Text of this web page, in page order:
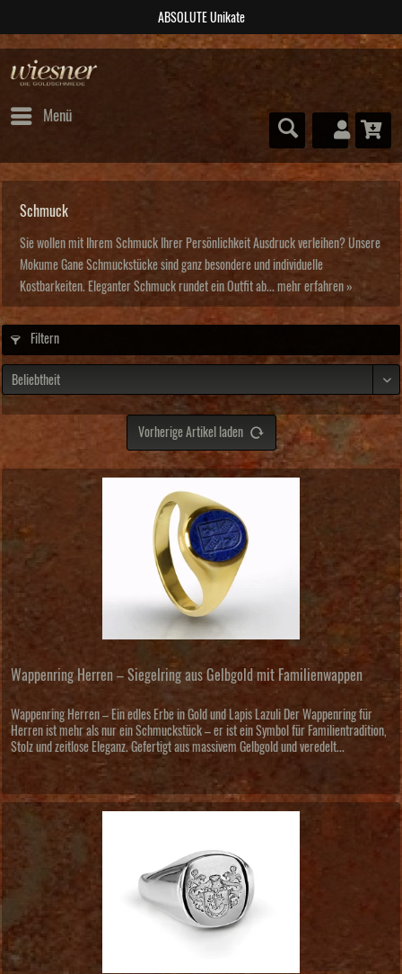
ABSOLUTE Unikate
Menü
Schmuck
Sie wollen mit Ihrem Schmuck Ihrer Persönlichkeit Ausdruck verleihen? Unsere
Mokume Gane Schmuckstücke sind ganz besondere und individuelle
Kostbarkeiten. Eleganter Schmuck rundet ein Outfit ab... mehr erfahren »
Filtern
Vorherige Artikel laden
Wappenring Herren – Siegelring aus Gelbgold mit Familienwappen
Wappenring Herren – Ein edles Erbe in Gold und Lapis Lazuli Der Wappenring für
Herren ist mehr als nur ein Schmuckstück – er ist ein Symbol für Familientradition,
Stolz und zeitlose Eleganz. Gefertigt aus massivem Gelbgold und veredelt...